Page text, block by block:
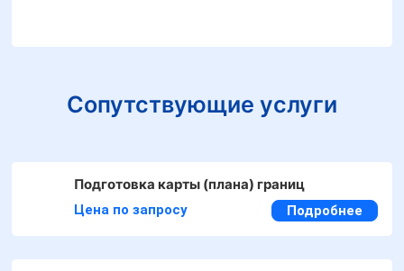
Сопутствующие услуги
Подготовка карты (плана) границ
Цена по запросу Подробнее